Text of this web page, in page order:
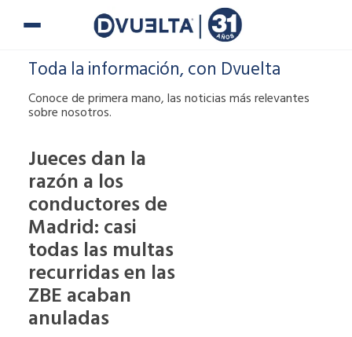
Toda la información, con Dvuelta
Conoce de primera mano, las noticias más relevantes
sobre nosotros.
Jueces dan la
razón a los
conductores de
Madrid: casi
todas las multas
recurridas en las
ZBE acaban
anuladas